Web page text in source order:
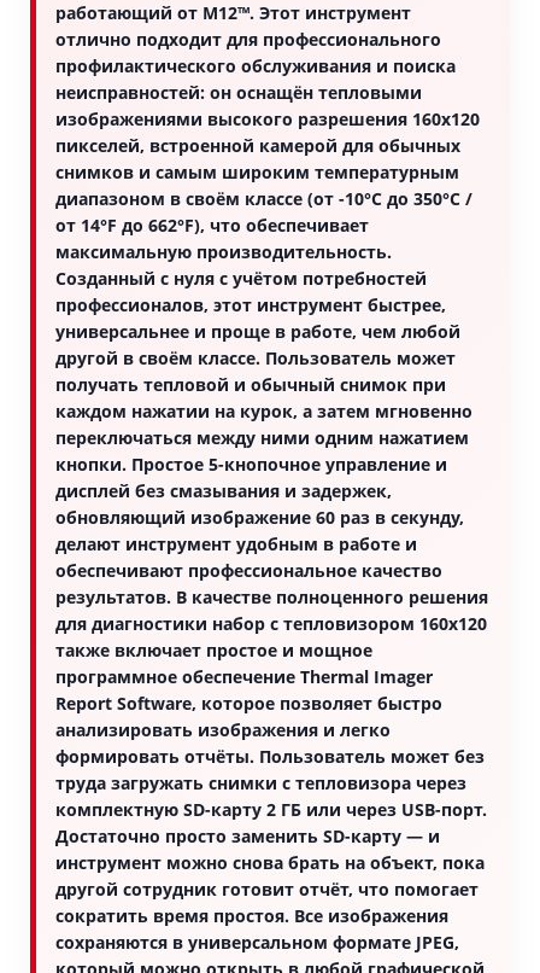
работающий от M12™. Этот инструмент
отлично подходит для профессионального
профилактического обслуживания и поиска
неисправностей: он оснащён тепловыми
изображениями высокого разрешения 160x120
пикселей, встроенной камерой для обычных
снимков и самым широким температурным
диапазоном в своём классе (от -10°C до 350°C /
от 14°F до 662°F), что обеспечивает
максимальную производительность.
Созданный с нуля с учётом потребностей
профессионалов, этот инструмент быстрее,
универсальнее и проще в работе, чем любой
другой в своём классе. Пользователь может
получать тепловой и обычный снимок при
каждом нажатии на курок, а затем мгновенно
переключаться между ними одним нажатием
кнопки. Простое 5-кнопочное управление и
дисплей без смазывания и задержек,
обновляющий изображение 60 раз в секунду,
делают инструмент удобным в работе и
обеспечивают профессиональное качество
результатов. В качестве полноценного решения
для диагностики набор с тепловизором 160x120
также включает простое и мощное
программное обеспечение Thermal Imager
Report Software, которое позволяет быстро
анализировать изображения и легко
формировать отчёты. Пользователь может без
труда загружать снимки с тепловизора через
комплектную SD-карту 2 ГБ или через USB-порт.
Достаточно просто заменить SD-карту — и
инструмент можно снова брать на объект, пока
другой сотрудник готовит отчёт, что помогает
сократить время простоя. Все изображения
сохраняются в универсальном формате JPEG,